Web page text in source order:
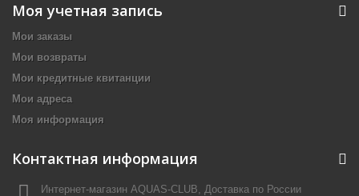
Моя учетная запись
Мои заказы
Мои возвраты
Мои кредитные квитанции
Мои адреса
Моя информация
Контактная информация
Интернет-магазин AQUAS-CLUB, Доставка по России